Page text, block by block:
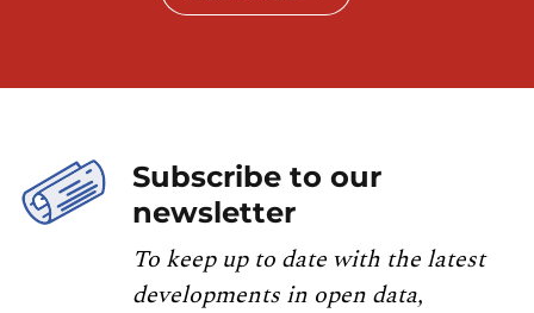
Subscribe to our
newsletter
To keep up to date with the latest
developments in open data,